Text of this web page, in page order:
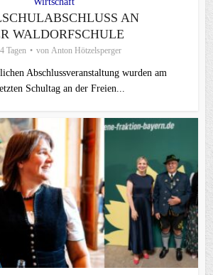
AN
WALDORFSCHULE
Tagen von Anton Hötzelsperger
Abschlussveranstaltung wurden am
Schultag an der Freien...